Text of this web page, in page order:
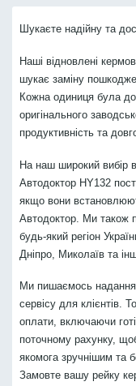
Шукаєте надійну та
Наші відновлені
шукає заміну
Кожна одиниця була
оригінального
продуктивність та
На наш широкий вибір
Автодоктор HY132
якщо вони
Автодоктор. Ми також
будь-який регіон
Дніпро, Миколаїв та
Ми пишаємось
сервісу для клієнтів.
оплати, включаючи
поточному рахунку,
якомога зручнішим та
Замовте вашу рейку